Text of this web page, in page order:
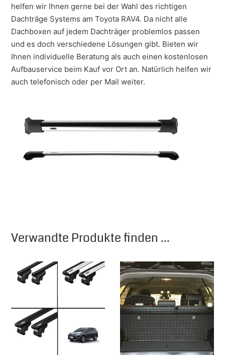
helfen wir Ihnen gerne bei der Wahl des richtigen
Dachträge Systems am Toyota RAV4. Da nicht alle
Dachboxen auf jedem Dachträger problemlos passen
und es doch verschiedene Lösungen gibt. Bieten wir
Ihnen individuelle Beratung als auch einen kostenlosen
Aufbauservice beim Kauf vor Ort an. Natürlich helfen wir
auch telefonisch oder per Mail weiter.
Verwandte Produkte finden ...